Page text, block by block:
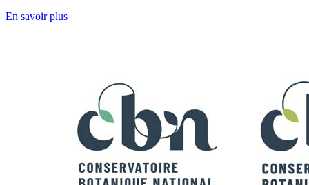
En savoir plus